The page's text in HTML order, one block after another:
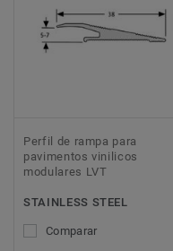
Perfil de rampa para
pavimentos vinilicos
modulares LVT
STAINLESS STEEL
Comparar